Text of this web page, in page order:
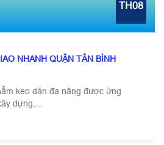
TH08
NHANH QUẬN TÂN BÌNH
keo dán đa năng được ứng
dựng,...